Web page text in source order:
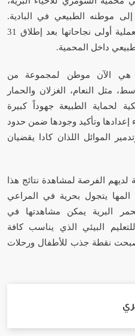
موطنه الطبيعي في البادية.
وبحلول عام 1983، حققت هذه العملية أولى نجاحاتها بعد إطلاق 31
داخل المحمية.
هي الآن موطن لمجموعة من
مثل النعام، الغزلان والحمار
لحماية الطبيعة جهوداً كبيرة
إعدادها وتأكيد وجودها ضمن حدود
الموائل اللذان كادا يقضيان
لديهم الفرصة لمشاهدة نتائج هذا
المها يتجول بحرية في المراعي
البرية يمكن مشاهدتها في
البيئي الذي يناسب كافة
نقطة جذب للأطفال ورحلات